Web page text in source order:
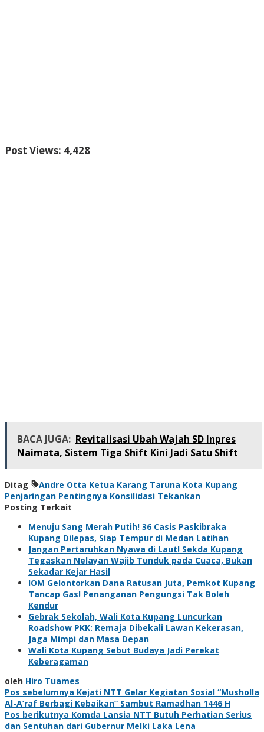
Post Views: 4,428
BACA JUGA: Revitalisasi Ubah Wajah SD Inpres
Naimata, Sistem Tiga Shift Kini Jadi Satu Shift
Ditag Andre Otta Ketua Karang Taruna Kota Kupang
Penjaringan Pentingnya Konsilidasi Tekankan
Posting Terkait
Menuju Sang Merah Putih! 36 Casis Paskibraka
Kupang Dilepas, Siap Tempur di Medan Latihan
Jangan Pertaruhkan Nyawa di Laut! Sekda Kupang
Tegaskan Nelayan Wajib Tunduk pada Cuaca, Bukan
Sekadar Kejar Hasil
IOM Gelontorkan Dana Ratusan Juta, Pemkot Kupang
Tancap Gas! Penanganan Pengungsi Tak Boleh
Kendur
Gebrak Sekolah, Wali Kota Kupang Luncurkan
Roadshow PKK: Remaja Dibekali Lawan Kekerasan,
Jaga Mimpi dan Masa Depan
Wali Kota Kupang Sebut Budaya Jadi Perekat
Keberagaman
oleh Hiro Tuames
Navigasi
pos
Pos sebelumnya Kejati NTT Gelar Kegiatan Sosial “Musholla
Al-A’raf Berbagi Kebaikan” Sambut Ramadhan 1446 H
Pos berikutnya Komda Lansia NTT Butuh Perhatian Serius
dan Sentuhan dari Gubernur Melki Laka Lena